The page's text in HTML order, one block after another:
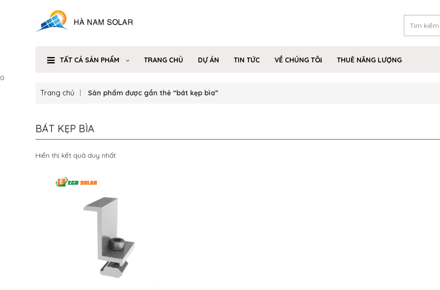
TẤT CẢ SẢN PHẨM TRANG CHỦ DỰ ÁN TIN TỨC VỀ CHÚNG TÔI
THUÊ NĂNG LƯỢNG
0
Trang chủ Sản phẩm được gắn thẻ “bát kẹp bìa”
BÁT KẸP BÌA
Hiển thị kết quả duy nhất